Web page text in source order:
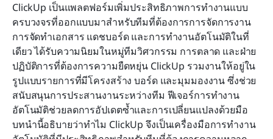
ClickUp เป็นแพลตฟอร์มเพิ่มประสิทธิภาพการทำงานแบบ
ครบวงจรที่ออกแบบมาสำหรับทีมที่ต้องการการจัดการงาน
การจัดทำเอกสาร แดชบอร์ด และการทำงานอัตโนมัติในที่
เดียว ได้รับความนิยมในหมู่ทีมวิศวกรรม การตลาด และฝ่าย
ปฏิบัติการที่ต้องการความยืดหยุ่น ClickUp รวมงานให้อยู่ใน
รูปแบบรายการที่มีโครงสร้าง บอร์ด และมุมมองงาน ซึ่งช่วย
สนับสนุนการประสานงานระหว่างทีม ฟีเจอร์การทำงาน
อัตโนมัติช่วยลดการอัปเดตซ้ำและการเปลี่ยนแปลงด้วยมือ
บทนำนี้อธิบายว่าทำไม ClickUp จึงเป็นเครื่องมือการทำงาน